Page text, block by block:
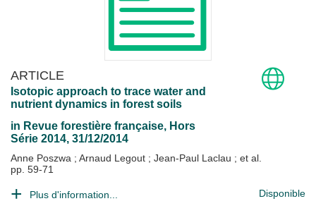
ARTICLE
Isotopic approach to trace water and
nutrient dynamics in forest soils
in Revue forestière française, Hors
Série 2014, 31/12/2014
Anne Poszwa ; Arnaud Legout ; Jean-Paul Laclau ; et al.
pp. 59-71
Plus d'information... Disponible